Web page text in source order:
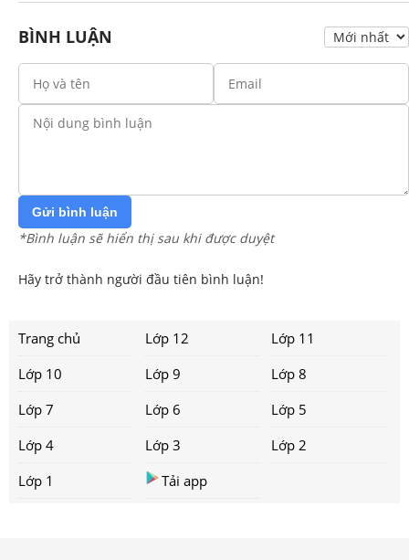
BÌNH LUẬN
Gửi bình luận
*Bình luận sẽ hiển thị sau khi được duyệt
Hãy trở thành người đầu tiên bình luận!
Trang chủ Lớp 12
Lớp 11
Lớp 10
Lớp 9
Lớp 8
Lớp 7
Lớp 6
Lớp 5
Lớp 4
Lớp 3
Lớp 2
Lớp 1
Tải app